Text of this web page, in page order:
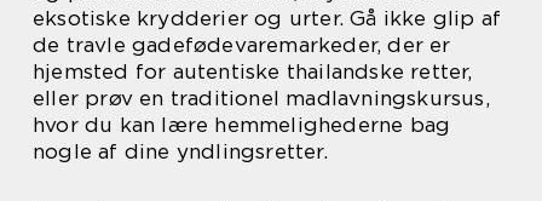
eksotiske krydderier og urter. Gå ikke glip af
de travle gadefødevaremarkeder, der er
hjemsted for autentiske thailandske retter,
eller prøv en traditionel madlavningskursus,
hvor du kan lære hemmelighederne bag
nogle af dine yndlingsretter.